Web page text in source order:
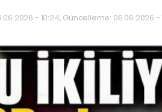
- 10:24, Güncelleme: 06.06.2026 -